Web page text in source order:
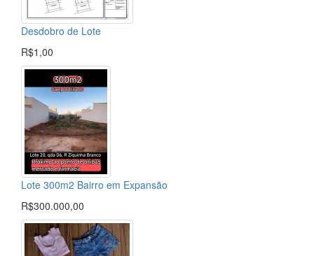
Desdobro de Lote
R$1,00
Lote 300m2 Bairro em Expansão
R$300.000,00